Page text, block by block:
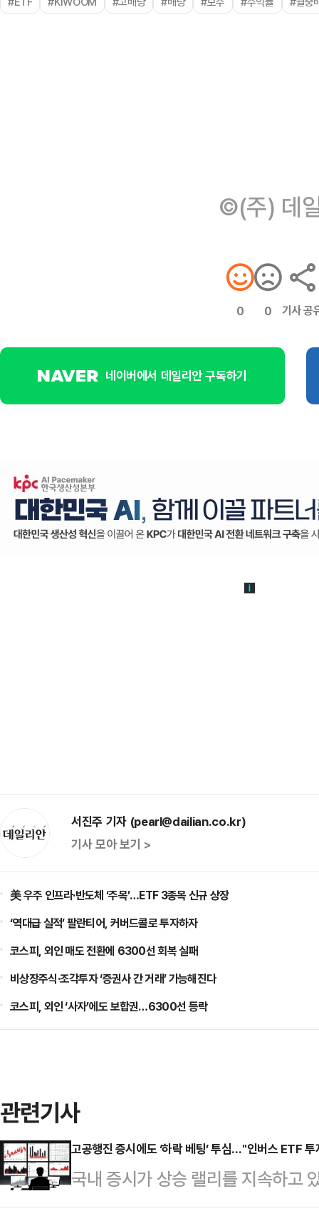
©(주) 데
0 0 기사 공
네이버에서 데일리안 구독하기
서진주 기자 (pearl@dailian.co.kr)
기사 모아 보기 >
美 우주 인프라·반도체 ‘주목’…ETF 3종목 신규 상장
‘역대급 실적’ 팔란티어, 커버드콜로 투자하자
코스피, 외인 매도 전환에 6300선 회복 실패
비상장주식·조각투자 ‘증권사 간 거래’ 가능해진다
코스피, 외인 ‘사자’에도 보합권…6300선 등락
관련기사
고공행진 증시에도 ‘하락 베팅’ 투심…"인버스 ETF
국내 증시가 상승 랠리를 지속하고
(역방향) 상장지수펀드(ETF)에 투